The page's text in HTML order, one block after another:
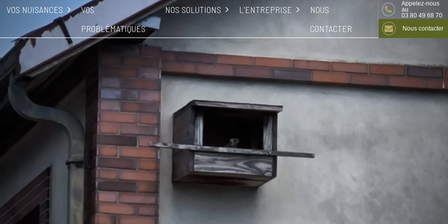
VOS NUISANCES
VOS
PROBLÉMATIQUES
NOS SOLUTIONS L'ENTREPRISE
NOUS
CONTACTER
Appelez-nous
au
03 80 49 68 70
Nous contacter